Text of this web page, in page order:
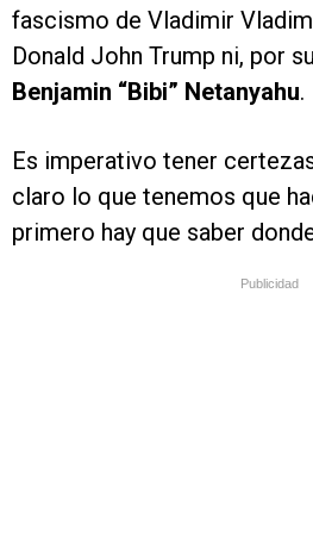
fascismo de Vladimir
Donald John Trump ni, por
Benjamin “Bibi” Netanyahu.
Es imperativo tener
claro lo que tenemos que
primero hay que saber
Publicidad